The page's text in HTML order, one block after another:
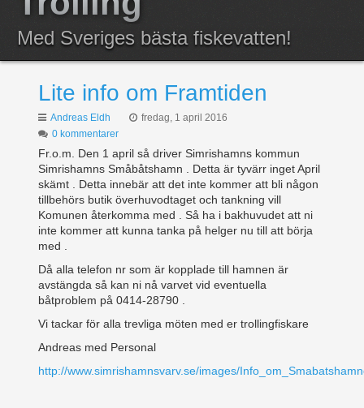
Med Sveriges bästa fiskevatten!
Resultat
Lite info om Framtiden
Andreas Eldh
fredag, 1 april 2016
0 kommentarer
Fr.o.m. Den 1 april så driver Simrishamns kommun
Simrishamns Småbåtshamn . Detta är tyvärr inget April
skämt . Detta innebär att det inte kommer att bli någon
tillbehörs butik överhuvodtaget och tankning vill
Komunen återkomma med . Så ha i bakhuvudet att ni
inte kommer att kunna tanka på helger nu till att börja
med .
Då alla telefon nr som är kopplade till hamnen är
avstängda så kan ni nå varvet vid eventuella
båtproblem på 0414-28790 .
Vi tackar för alla trevliga möten med er trollingfiskare
Andreas med Personal
http://www.simrishamnsvarv.se/images/